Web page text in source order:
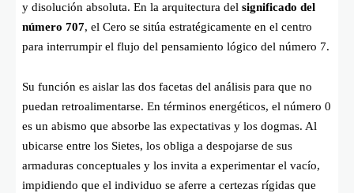
y disolución absoluta. En la arquitectura del significado del
número 707, el Cero se sitúa estratégicamente en el centro
para interrumpir el flujo del pensamiento lógico del número 7.
Su función es aislar las dos facetas del análisis para que no
puedan retroalimentarse. En términos energéticos, el número 0
es un abismo que absorbe las expectativas y los dogmas. Al
ubicarse entre los Sietes, los obliga a despojarse de sus
armaduras conceptuales y los invita a experimentar el vacío,
impidiendo que el individuo se aferre a certezas rígidas que